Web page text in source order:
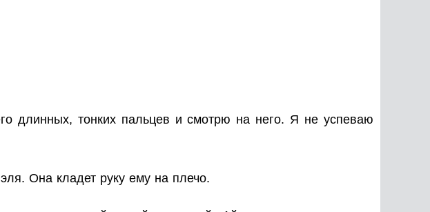
длинных, тонких пальцев и смотрю на него. Я не успеваю
Она кладет руку ему на плечо.